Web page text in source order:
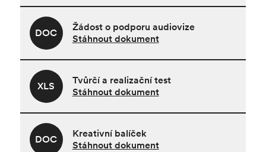
Žádost o podporu audiovize
Stáhnout dokument
DOC
Tvůrčí a realizační test
Stáhnout dokument
XLS
Kreativní balíček
Stáhnout dokument
DOC